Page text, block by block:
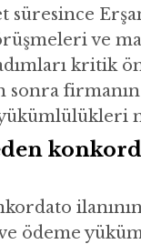
süresince
ve
kritik
sonra
ve ödeme